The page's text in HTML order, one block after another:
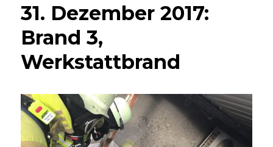
31. Dezember 2017:
Brand 3,
Werkstattbrand